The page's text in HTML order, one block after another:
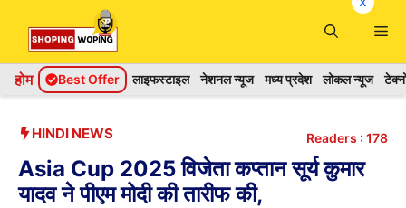
content
होम Best Offer लाइफस्टाइल नेशनल न्यूज मध्य प्रदेश लोकल न्यूज
HINDI NEWS Readers : 178
Asia Cup 2025 विजेता कप्तान सूर्य कुमार
यादव ने पीएम मोदी की तारीफ की,